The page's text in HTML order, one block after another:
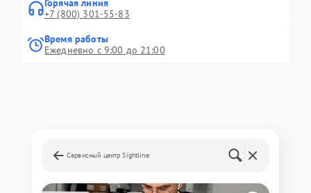
Горячая линия
+7 (800) 301-55-83
Время работы
Ежедневно с 9:00 до 21:00
Сервисный центр Sightline